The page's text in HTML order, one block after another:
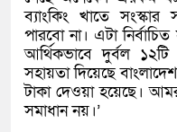
ব্যাংকিং খাতে
পারবো না। এটা
আর্থিকভাবে দুর্বল
সহায়তা দিয়েছে
টাকা দেওয়া হয়েছে।
সমাধান নয়।’